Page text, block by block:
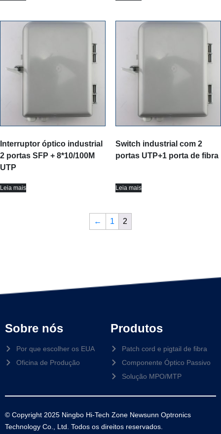
Interruptor óptico industrial
2 portas SFP + 8*10/100M
UTP
Leia mais
Switch industrial com 2
portas UTP+1 porta de fibra
Leia mais
← 1 2
Sobre nós
Por que escolher os EUA
Oficina de Produção
Produtos
Patch cord e pigtail de fibra
Componente Óptico Passivo
Solução MPO/MTP
© Copyright 2025 Ningbo Hi-Tech Zone Newsunn Optronics
Technology Co., Ltd. Todos os direitos reservados.